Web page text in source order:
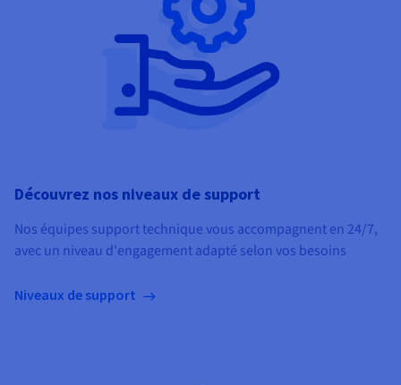
Découvrez nos niveaux de support
Nos équipes support technique vous accompagnent en 24/7,
avec un niveau d'engagement adapté selon vos besoins
Niveaux de support